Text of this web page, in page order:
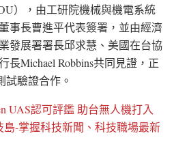
），由工研院機械與機電系統
事長曹進平代表簽署，並由經濟
發展署署長邱求慧、美國在台協
長Michael Robbins共同見證，正
試驗證合作。
UAS認可評鑑 助台無人機打入
島-掌握科技新聞、科技職場最新